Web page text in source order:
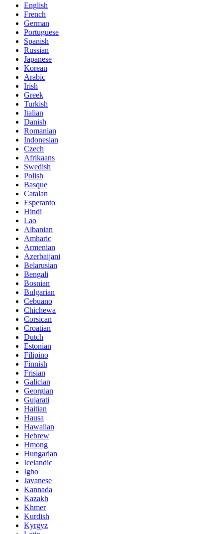
English
French
German
Portuguese
Spanish
Russian
Japanese
Korean
Arabic
Irish
Greek
Turkish
Italian
Danish
Romanian
Indonesian
Czech
Afrikaans
Swedish
Polish
Basque
Catalan
Esperanto
Hindi
Lao
Albanian
Amharic
Armenian
Azerbaijani
Belarusian
Bengali
Bosnian
Bulgarian
Cebuano
Chichewa
Corsican
Croatian
Dutch
Estonian
Filipino
Finnish
Frisian
Galician
Georgian
Gujarati
Haitian
Hausa
Hawaiian
Hebrew
Hmong
Hungarian
Icelandic
Igbo
Javanese
Kannada
Kazakh
Khmer
Kurdish
Kyrgyz